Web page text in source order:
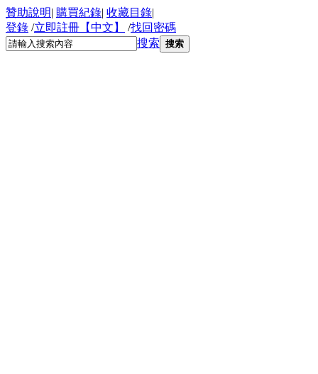
贊助說明| 購買紀錄| 收藏目錄|
登錄 /立即註冊【中文】 /找回密碼
搜索 搜索